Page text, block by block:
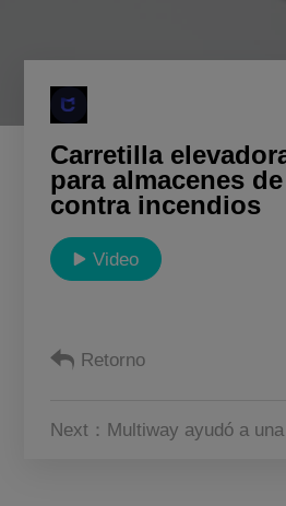
Sobre Nosotros
CN KR JP
DE
Carretilla
para almacenes
contra incendios
Video
Retorno